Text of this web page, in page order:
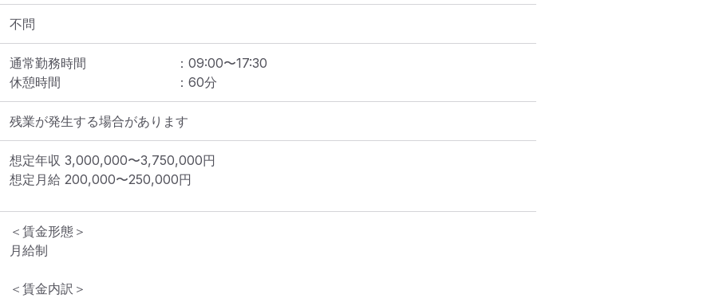
不問
通常勤務時間 ： 09:00〜17:30
休憩時間
： 60分
残業が発生する場合があります
想定年収 3,000,000〜3,750,000円
想定月給 200,000〜250,000円
＜賃金形態＞
月給制
＜賃金内訳＞